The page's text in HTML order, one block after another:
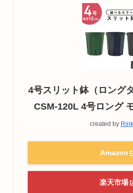
4号スリット鉢（ロング
CSM-120L 4号ロング
created by
Amazon
楽天市場